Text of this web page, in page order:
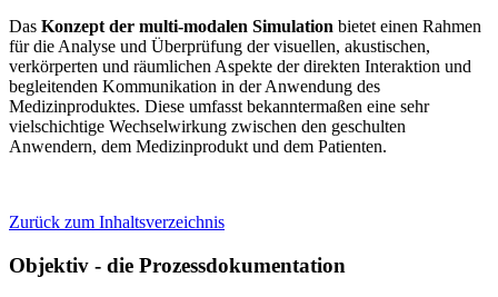
Das Konzept der multi-modalen Simulation bietet einen Rahmen
für die Analyse und Überprüfung der visuellen, akustischen,
verkörperten und räumlichen Aspekte der direkten Interaktion und
begleitenden Kommunikation in der Anwendung des
Medizinproduktes. Diese umfasst bekanntermaßen eine sehr
vielschichtige Wechselwirkung zwischen den geschulten
Anwendern, dem Medizinprodukt und dem Patienten.
Zurück zum Inhaltsverzeichnis
Objektiv - die Prozessdokumentation